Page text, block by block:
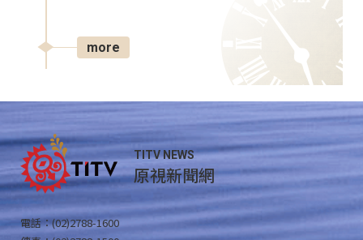
more
TITV NEWS
原視新聞網
電話：(02)2788-1600